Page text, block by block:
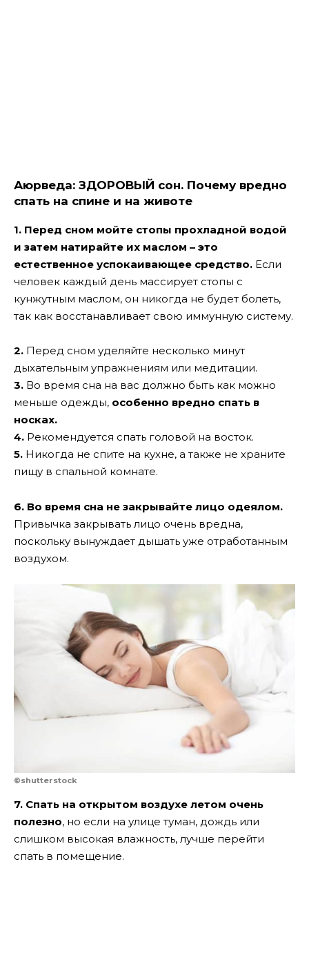
Аюрведа: ЗДОРОВЫЙ сон. Почему вредно
спать на спине и на животе
1. Перед сном мойте стопы прохладной водой
и затем натирайте их маслом – это
естественное успокаивающее средство. Если
человек каждый день массирует стопы с
кунжутным маслом, он никогда не будет болеть,
так как восстанавливает свою иммунную систему.
2. Перед сном уделяйте несколько минут
дыхательным упражнениям или медитации.
3. Во время сна на вас должно быть как можно
меньше одежды, особенно вредно спать в
носках.
4. Рекомендуется спать головой на восток.
5. Никогда не спите на кухне, а также не храните
пищу в спальной комнате.
6. Во время сна не закрывайте лицо одеялом.
Привычка закрывать лицо очень вредна,
поскольку вынуждает дышать уже отработанным
воздухом.
©shutterstock
7. Спать на открытом воздухе летом очень
полезно, но если на улице туман, дождь или
слишком высокая влажность, лучше перейти
спать в помещение.